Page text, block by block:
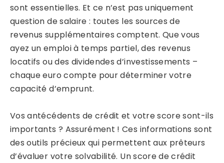
sont essentielles. Et ce n’est pas uniquement
question de salaire : toutes les sources de
revenus supplémentaires comptent. Que vous
ayez un emploi à temps partiel, des revenus
locatifs ou des dividendes d’investissements –
chaque euro compte pour déterminer votre
capacité d’emprunt.
Vos antécédents de crédit et votre score sont-ils
importants ? Assurément ! Ces informations sont
des outils précieux qui permettent aux prêteurs
d’évaluer votre solvabilité. Un score de crédit